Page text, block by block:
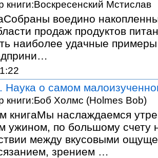
книги:Воскресенский Мстислав
воедино
продаж продуктов
наиболее удачные
Наука о самом
книги:Боб Холмс (Holmes Bob)
книгаМы наслаждаемся
ужином, по большому счету
между вкусовыми
зрением …